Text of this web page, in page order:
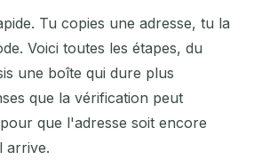
Tu copies une adresse, tu la
Voici toutes les étapes, du
une boîte qui dure plus
que la vérification peut
que l'adresse soit encore
arrive.